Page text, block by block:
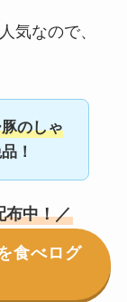
気なので、
のしゃ
！
布中！／
食べログ